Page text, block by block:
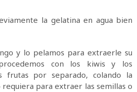
la gelatina en agua bien
y lo pelamos para extraerle su
con los kiwis y los
frutas por separado, colando la
requiera para extraer las semillas o